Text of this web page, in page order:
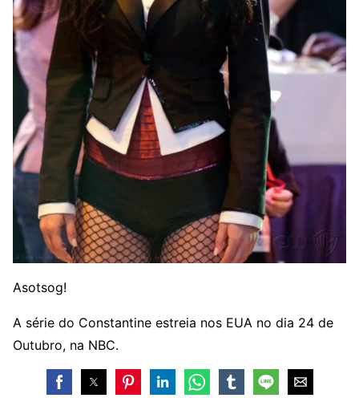
Asotsog!
A série do Constantine estreia nos EUA no dia 24 de
Outubro, na NBC.